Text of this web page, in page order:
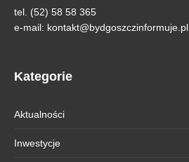
tel. (52) 58 58 365
e-mail: kontakt@bydgoszczinformuje.pl
Kategorie
Aktualności
Inwestycje